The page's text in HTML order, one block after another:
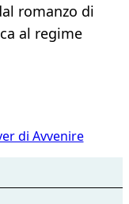
romanzo di
al regime
di Avvenire